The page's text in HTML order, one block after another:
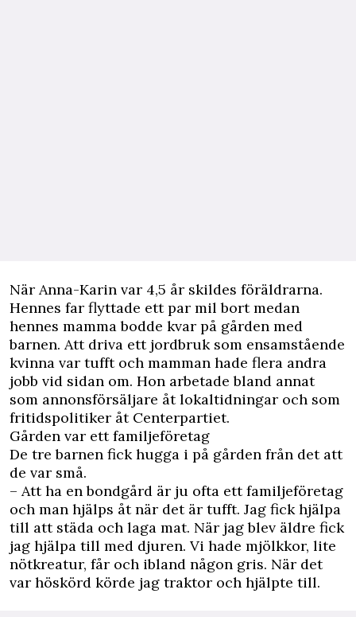
När Anna-Karin var 4,5 år skildes föräldrarna.
Hennes far flyttade ett par mil bort medan
hennes mamma bodde kvar på gården med
barnen. Att driva ett jordbruk som ensamstående
kvinna var tufft och mamman hade flera andra
jobb vid sidan om. Hon arbetade bland annat
som annonsförsäljare åt lokaltidningar och som
fritidspolitiker åt Centerpartiet.
Gården var ett familjeföretag
De tre barnen fick hugga i på gården från det att
de var små.
– Att ha en bondgård är ju ofta ett familjeföretag
och man hjälps åt när det är tufft. Jag fick hjälpa
till att städa och laga mat. När jag blev äldre fick
jag hjälpa till med djuren. Vi hade mjölkkor, lite
nötkreatur, får och ibland någon gris. När det
var höskörd körde jag traktor och hjälpte till.